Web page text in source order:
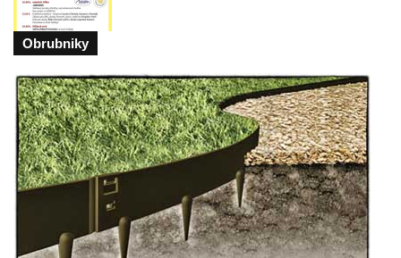
Touchovicích
Kaple u polní cesty východně od zámku v
Jimlíně
Kaple svatého Rocha na zvířecím hřbitově v
Jimlíně
Kaple v zahradě domu čp. 55 v Jimlíně
Kaple svatého Josefa v Jimlíně
Márnice na hřbitově v Opočně u Loun
Kostel Nanebevzetí Panny Marie v Opočně
Kostel svaté Barbory v Otvicích
Obrubniky